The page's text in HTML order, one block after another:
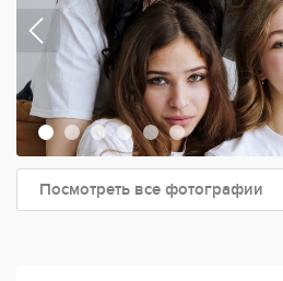
Посмотреть все фотографии